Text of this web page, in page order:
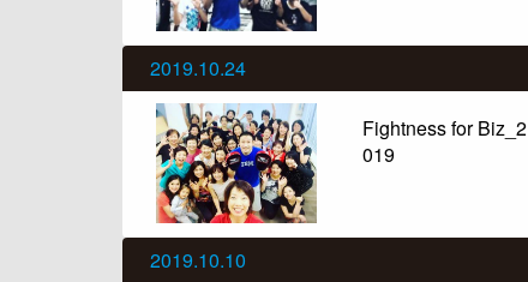
2019.10.24
Fightness for Biz_2
019
2019.10.10